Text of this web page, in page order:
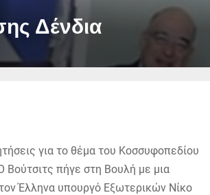
Δένδια
για το θέμα του Κοσσυφοπεδίου
Βούτσιτς πήγε στη Βουλή με μια
Έλληνα υπουργό Εξωτερικών Νίκο